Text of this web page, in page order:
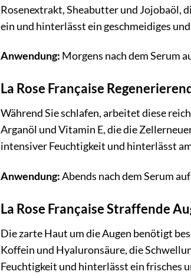
Rosenextrakt, Sheabutter und Jojobaöl,
ein und hinterlässt ein geschmeidiges
Anwendung: Morgens nach dem Serum
La Rose Française
Während Sie schlafen, arbeitet diese
Arganöl und Vitamin E, die die
intensiver Feuchtigkeit und hinterlässt
Anwendung:Abends nach dem Serum
La Rose Française Straffende
Die zarte Haut um die Augen benötigt
Koffein und Hyaluronsäure, die
Feuchtigkeit und hinterlässt ein frisches